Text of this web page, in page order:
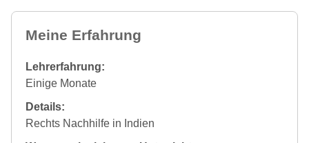
Meine Erfahrung
Lehrerfahrung:
Einige Monate
Details:
Rechts Nachhilfe in Indien